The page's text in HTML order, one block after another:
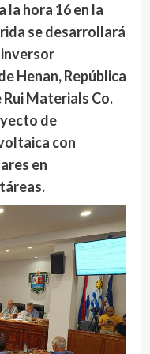
la hora 16 en la
se desarrollará
Henan, República
Rui Materials Co.
de
con
en